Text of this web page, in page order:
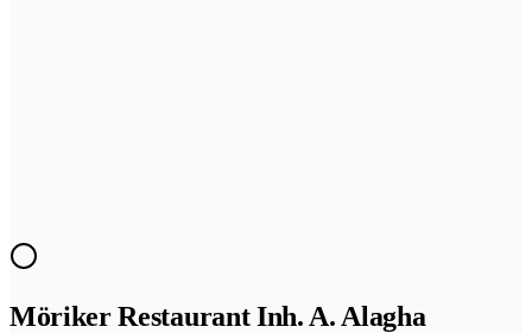
Möriker Restaurant Inh. A. Alagha